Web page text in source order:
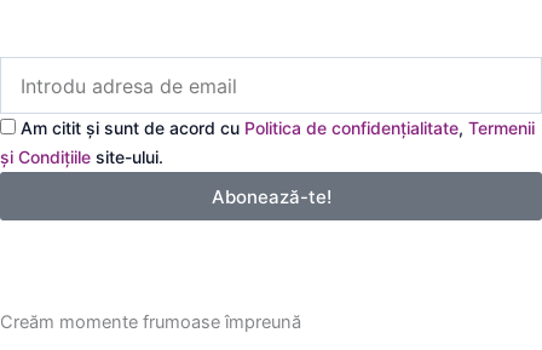
adresa
de
email
Am citit și sunt de acord cu Politica de confidențialitate, Termenii
și Condițiile site-ului.
Abonează-te!
Creăm momente frumoase împreună